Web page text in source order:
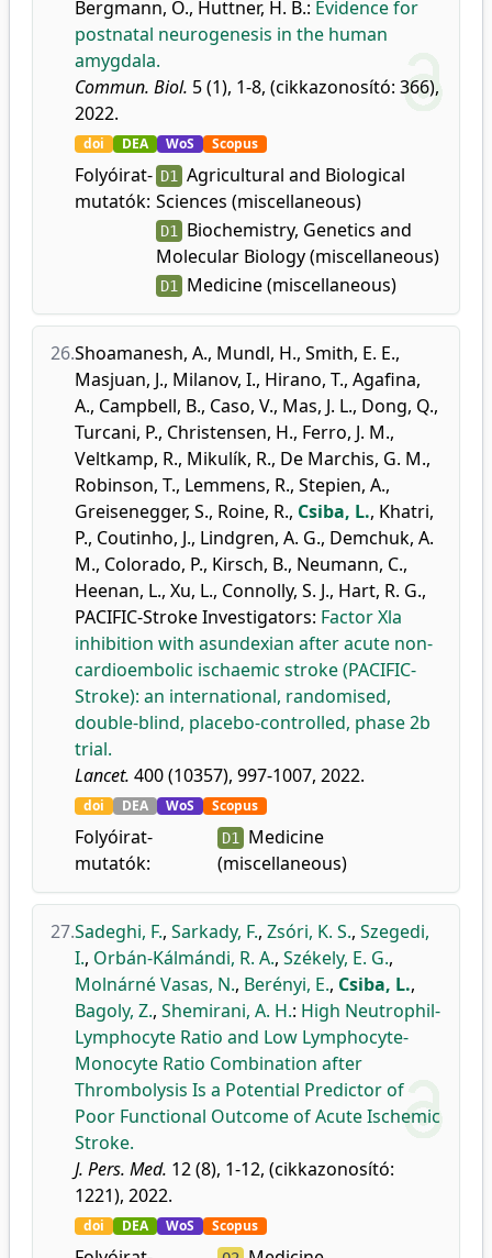
Bergmann, O., Huttner, H. B.: Evidence for
postnatal neurogenesis in the human
amygdala.
Commun. Biol. 5 (1), 1-8, (cikkazonosító: 366),
2022.
doi DEA WoS Scopus
Folyóirat-
mutatók:
D1 Agricultural and Biological
Sciences (miscellaneous)
D1 Biochemistry, Genetics and
Molecular Biology (miscellaneous)
D1 Medicine (miscellaneous)
26.Shoamanesh, A., Mundl, H., Smith, E. E.,
Masjuan, J., Milanov, I., Hirano, T., Agafina,
A., Campbell, B., Caso, V., Mas, J. L., Dong, Q.,
Turcani, P., Christensen, H., Ferro, J. M.,
Veltkamp, R., Mikulík, R., De Marchis, G. M.,
Robinson, T., Lemmens, R., Stepien, A.,
Greisenegger, S., Roine, R., Csiba, L., Khatri,
P., Coutinho, J., Lindgren, A. G., Demchuk, A.
M., Colorado, P., Kirsch, B., Neumann, C.,
Heenan, L., Xu, L., Connolly, S. J., Hart, R. G.,
PACIFIC-Stroke Investigators: Factor Xla
inhibition with asundexian after acute non-
cardioembolic ischaemic stroke (PACIFIC-
Stroke): an international, randomised,
double-blind, placebo-controlled, phase 2b
trial.
Lancet. 400 (10357), 997-1007, 2022.
doi DEA WoS Scopus
Folyóirat-
mutatók:
D1
Medicine
(miscellaneous)
27.Sadeghi, F., Sarkady, F., Zsóri, K. S., Szegedi,
I., Orbán-Kálmándi, R. A., Székely, E. G.,
Molnárné Vasas, N., Berényi, E., Csiba, L.,
Bagoly, Z., Shemirani, A. H.: High Neutrophil-
Lymphocyte Ratio and Low Lymphocyte-
Monocyte Ratio Combination after
Thrombolysis Is a Potential Predictor of
Poor Functional Outcome of Acute Ischemic
Stroke.
J. Pers. Med. 12 (8), 1-12, (cikkazonosító:
1221), 2022.
doi DEA WoS Scopus